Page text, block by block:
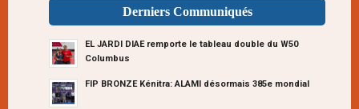
Derniers Communiqués
EL JARDI DIAE remporte le tableau double du W50
Columbus
FIP BRONZE Kénitra: ALAMI désormais 385e mondial